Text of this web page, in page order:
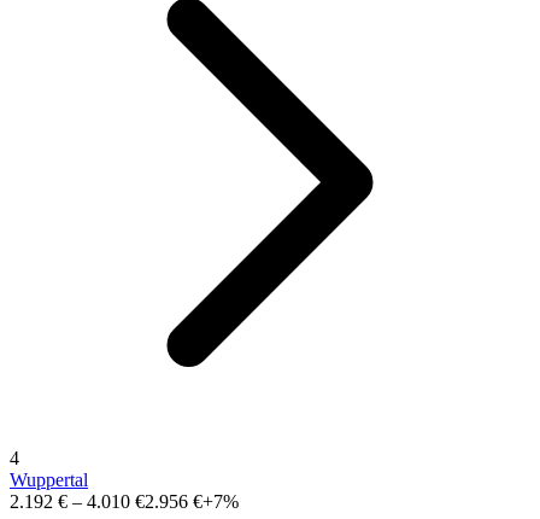
4
Wuppertal
2.192 € – 4.010 €2.956 €+7%